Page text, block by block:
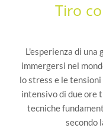
Tiro
L'esperienza di
immergersi nel
lo stress e le
intensivo di due ore
tecniche
secondo